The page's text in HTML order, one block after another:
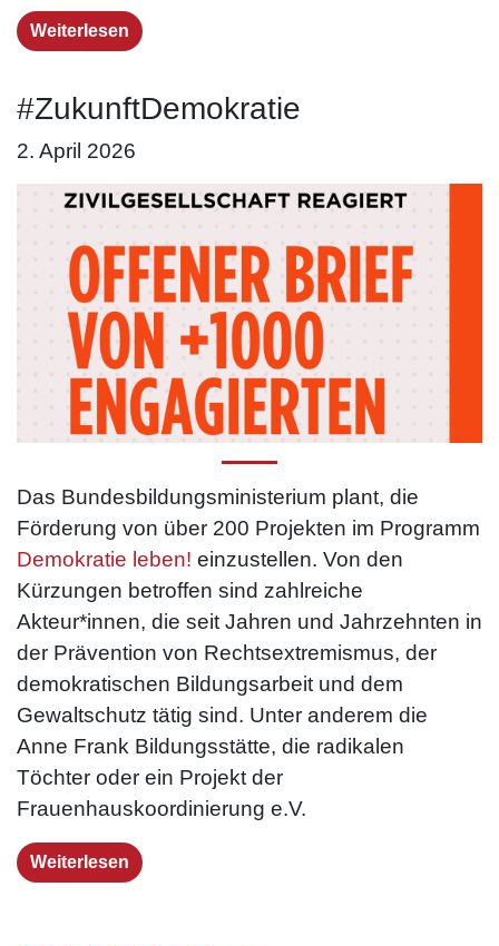
Weiterlesen
#ZukunftDemokratie
2. April 2026
Das Bundesbildungsministerium plant, die
Förderung von über 200 Projekten im Programm
Demokratie leben! einzustellen. Von den
Kürzungen betroffen sind zahlreiche
Akteur*innen, die seit Jahren und Jahrzehnten in
der Prävention von Rechtsextremismus, der
demokratischen Bildungsarbeit und dem
Gewaltschutz tätig sind. Unter anderem die
Anne Frank Bildungsstätte, die radikalen
Töchter oder ein Projekt der
Frauenhauskoordinierung e.V.
Weiterlesen